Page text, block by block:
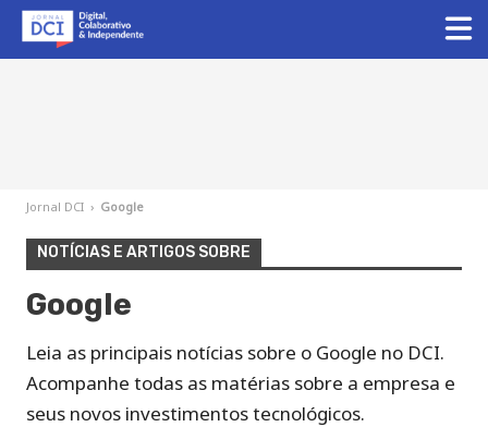
Jornal DCI › Google
NOTÍCIAS E ARTIGOS SOBRE
Google
Leia as principais notícias sobre o Google no DCI.
Acompanhe todas as matérias sobre a empresa e
seus novos investimentos tecnológicos.